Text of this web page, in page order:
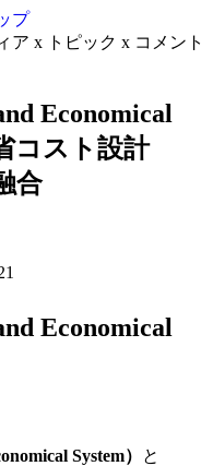
プ
ア x トピック x コメント
Economical
コスト設計
合
Economical
System）
と